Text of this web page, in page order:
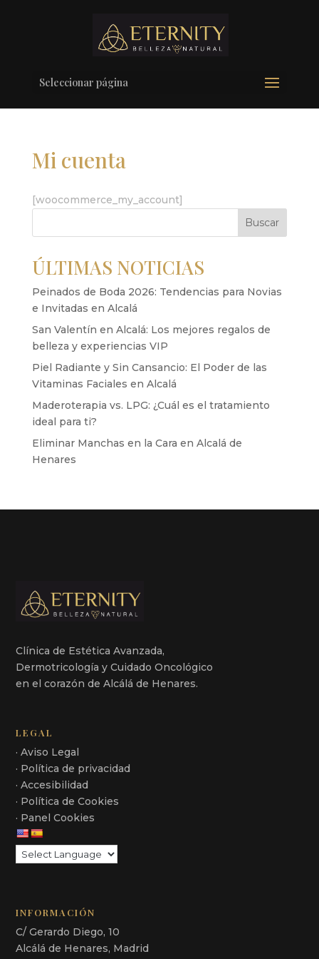
Seleccionar página
Mi cuenta
[woocommerce_my_account]
Buscar
ÚLTIMAS NOTICIAS
Peinados de Boda 2026: Tendencias para Novias
e Invitadas en Alcalá
San Valentín en Alcalá: Los mejores regalos de
belleza y experiencias VIP
Piel Radiante y Sin Cansancio: El Poder de las
Vitaminas Faciales en Alcalá
Maderoterapia vs. LPG: ¿Cuál es el tratamiento
ideal para ti?
Eliminar Manchas en la Cara en Alcalá de
Henares
Clínica de Estética Avanzada,
Dermotricología y Cuidado Oncológico
en el corazón de Alcálá de Henares.
LEGAL
· Aviso Legal
· Política de privacidad
· Accesibilidad
· Política de Cookies
· Panel Cookies
INFORMACIÓN
C/ Gerardo Diego, 10
Alcálá de Henares, Madrid